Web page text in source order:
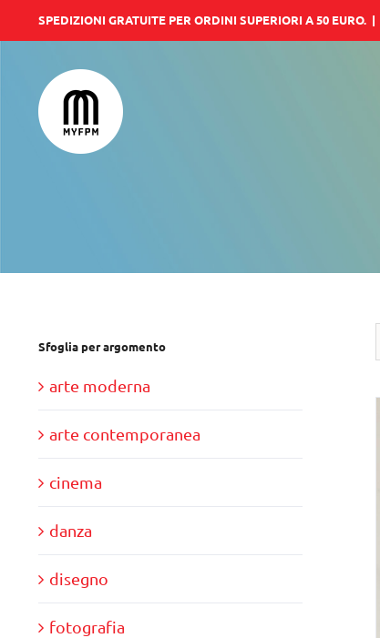
al
contenuto
SPEDIZIONI GRATUITE PER ORDINI SUPERIORI A 50 EURO. |
Sfoglia per argomento
arte moderna
arte contemporanea
cinema
danza
disegno
fotografia